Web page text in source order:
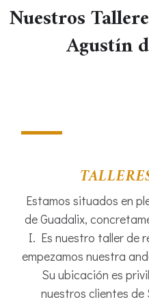
Nuestros
Agustín
Estamos situados en
de Guadalix,
I. Es nuestro taller de
empezamos nuestra
Su ubicación es
nuestros clientes de